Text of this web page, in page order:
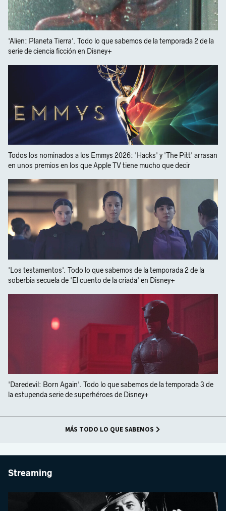
'Alien: Planeta Tierra'. Todo lo que sabemos de la temporada 2 de la
serie de ciencia ficción en Disney+
Todos los nominados a los Emmys 2026: 'Hacks' y 'The Pitt' arrasan
en unos premios en los que Apple TV tiene mucho que decir
'Los testamentos'. Todo lo que sabemos de la temporada 2 de la
soberbia secuela de 'El cuento de la criada' en Disney+
'Daredevil: Born Again'. Todo lo que sabemos de la temporada 3 de
la estupenda serie de superhéroes de Disney+
MÁS TODO LO QUE SABEMOS
Streaming